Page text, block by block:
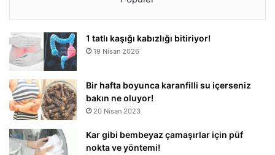
1 tatlı kaşığı kabızlığı bitiriyor!
19 Nisan 2026
Bir hafta boyunca karanfilli su içerseniz
bakın ne oluyor!
20 Nisan 2023
Kar gibi bembeyaz çamaşırlar için püf
nokta ve yöntemi!